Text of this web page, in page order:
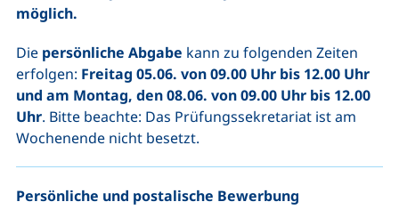
möglich.
Die persönliche Abgabe kann zu folgenden Zeiten
erfolgen: Freitag 05.06. von 09.00 Uhr bis 12.00 Uhr
und am Montag, den 08.06. von 09.00 Uhr bis 12.00
Uhr. Bitte beachte: Das Prüfungssekretariat ist am
Wochenende nicht besetzt.
Persönliche und postalische Bewerbung